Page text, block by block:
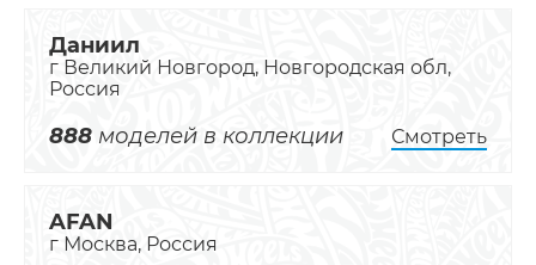
Даниил
г Великий Новгород, Новгородская обл,
Россия
888 моделей в коллекции Смотреть
AFAN
г Москва, Россия